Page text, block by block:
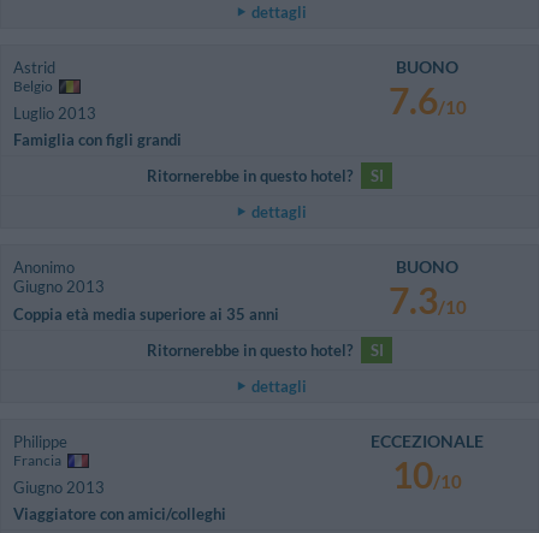
dettagli
Astrid
Belgio
Luglio 2013
Famiglia con figli grandi
BUONO
7.6/10
Ritornerebbe in questo hotel?
SI
dettagli
Anonimo
Giugno 2013
Coppia età media superiore ai 35 anni
BUONO
7.3/10
Ritornerebbe in questo hotel?
SI
dettagli
Philippe
Francia
Giugno 2013
Viaggiatore con amici/colleghi
ECCEZIONALE
10/10